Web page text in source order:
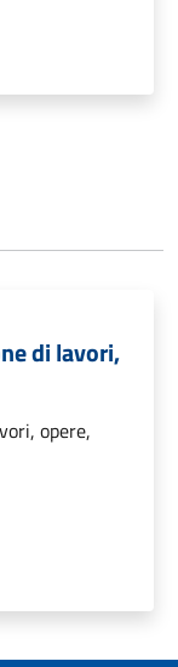
di lavori,
opere,